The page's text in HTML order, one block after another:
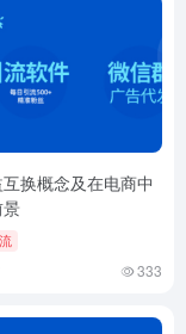
换概念及在电商中
333